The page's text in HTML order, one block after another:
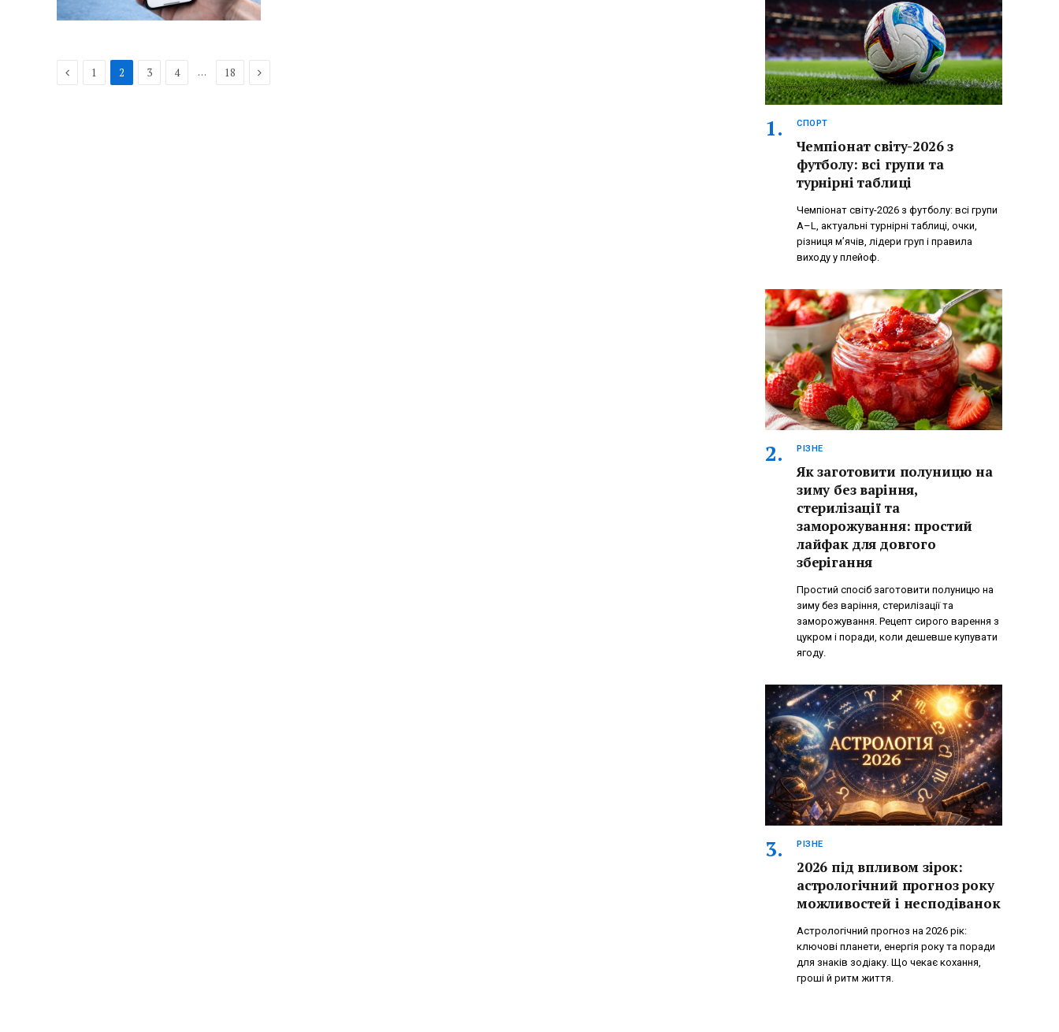
Previous
1 2 3 4 … 18 Next
СПОРТ
Чемпіонат світу-2026 з
футболу: всі групи та
турнірні таблиці
Чемпіонат світу-2026 з футболу: всі групи
A–L, актуальні турнірні таблиці, очки,
різниця м’ячів, лідери груп і правила
виходу у плейоф.
РІЗНЕ
Як заготовити полуницю на
зиму без варіння,
стерилізації та
заморожування: простий
лайфак для довгого
зберігання
Простий спосіб заготовити полуницю на
зиму без варіння, стерилізації та
заморожування. Рецепт сирого варення з
цукром і поради, коли дешевше купувати
ягоду.
РІЗНЕ
2026 під впливом зірок:
астрологічний прогноз року
можливостей і несподіванок
Астрологічний прогноз на 2026 рік:
ключові планети, енергія року та поради
для знаків зодіаку. Що чекає кохання,
гроші й ритм життя.